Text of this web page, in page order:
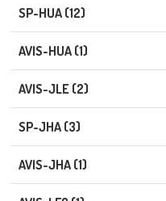
SP-HUA (12)
AVIS-HUA (1)
AVIS-JLE (2)
SP-JHA (3)
AVIS-JHA (1)